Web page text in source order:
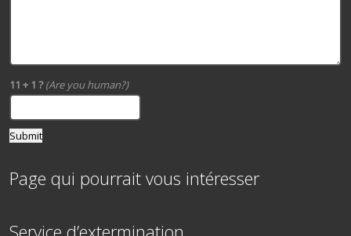
11 + 1 ?(Are you human?)
Page qui pourrait vous intéresser